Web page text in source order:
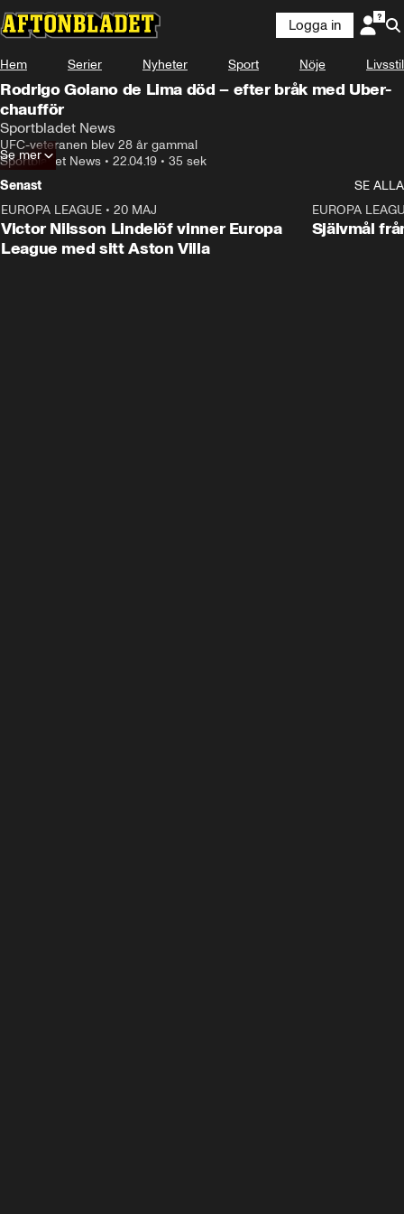
Logga in
Hem Serier Nyheter Sport Nöje Livsstil
Rodrigo Goiano de Lima död – efter bråk med Uber-
chaufför
Sportbladet News
UFC-veteranen blev 28 år gammal
Sportbladet News • 22.04.19 • 35 sek
Se mer
Senast
SE ALLA
EUROPA LEAGUE • 20 MAJ
Victor Nilsson Lindelöf vinner Europa
League med sitt Aston Villa
EUROPA
Självmål